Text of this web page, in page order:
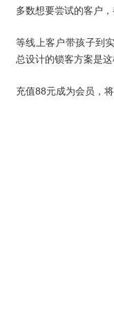
多数想要尝试的客户
等线上客户带孩子到
总设计的锁客方案是
充值88元成为会员，